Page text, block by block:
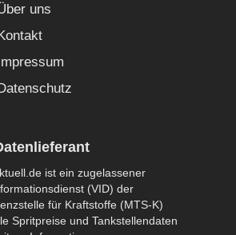
uns
ist ein zugelassener
(VID) der
für Kraftstoffe (MTS-K)
Spritpreise und Tankstellendaten